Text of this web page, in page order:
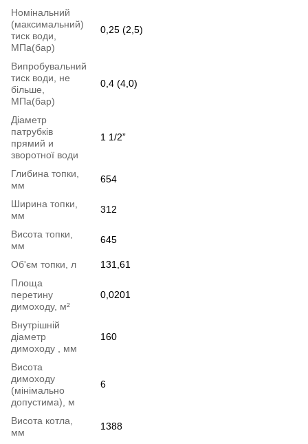
Номінальний
(максимальний)
тиск води,
МПа(бар)
0,25 (2,5)
Випробувальний
тиск води, не
більше,
МПа(бар)
0,4 (4,0)
Діаметр
патрубків
прямий и
зворотної води
1 1/2”
Глибина топки,
мм
654
Ширина топки,
мм
312
Висота топки,
мм
645
Об'єм топки, л
131,61
Площа
перетину
димоходу, м²
0,0201
Внутрішній
діаметр
димоходу , мм
160
Висота
димоходу
(мінімально
допустима), м
6
Bисота котла,
мм
1388